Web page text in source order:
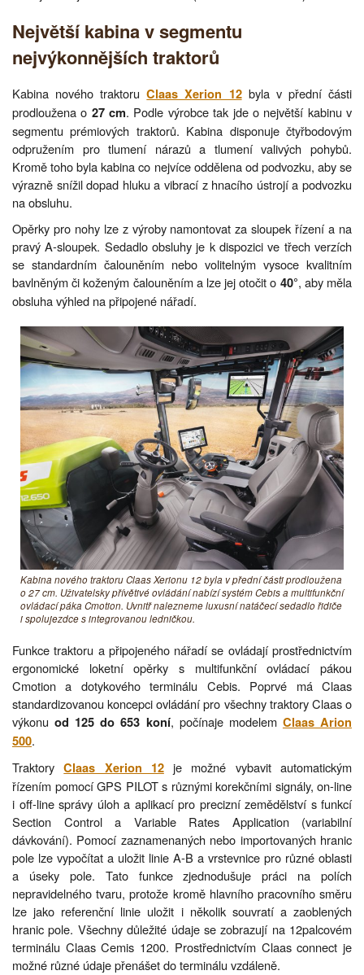
Největší kabina v segmentu
nejvýkonnějších traktorů
Kabina nového traktoruClaas Xerion 12byla v přední části
prodloužena o 27 cm. Podle výrobce tak jde o největší kabinu v
segmentu prémiových traktorů. Kabina disponuje čtyřbodovým
odpružením pro tlumení nárazů a tlumení valivých pohybů.
Kromě toho byla kabina co nejvíce oddělena od podvozku, aby se
výrazně snížil dopad hluku a vibrací z hnacího ústrojí a podvozku
na obsluhu.
Opěrky pro nohy lze z výroby namontovat za sloupek řízení a na
pravý A-sloupek. Sedadlo obsluhy je k dispozici ve třech verzích
se standardním čalouněním nebo volitelným vysoce kvalitním
bavlněným či koženým čalouněním a lze jej otočit o 40°, aby měla
obsluha výhled na připojené nářadí.
Kabina nového traktoru Claas Xerionu 12 byla v přední části prodloužena
o 27 cm. Uživatelsky přívětivé ovládání nabízí systém Cebis a multifunkční
ovládací páka Cmotion. Uvnitř nalezneme luxusní natáčecí sedadlo řidiče
i spolujezdce s integrovanou ledničkou.
Funkce traktoru a připojeného nářadí se ovládají prostřednictvím
ergonomické loketní opěrky s multifunkční ovládací pákou
Cmotion a dotykového terminálu Cebis. Poprvé má Claas
standardizovanou koncepci ovládání pro všechny traktory Claas o
výkonuod 125 do 653 koní, počínaje modelem Claas Arion
500.
TraktoryClaas Xerion 12je možné vybavit automatickým
řízením pomocí GPS PILOT s různými korekčními signály, on-line
i off-line správy úloh a aplikací pro precizní zemědělství s funkcí
Section Control a Variable Rates Application (variabilní
dávkování). Pomocí zaznamenaných nebo importovaných hranic
pole lze vypočítat a uložit linie A-B a vrstevnice pro různé oblasti
a úseky pole. Tato funkce zjednodušuje práci na polích
nepravidelného tvaru, protože kromě hlavního pracovního směru
lze jako referenční linie uložit i několik souvratí a zaoblených
hranic pole. Všechny důležité údaje se zobrazují na 12palcovém
terminálu Claas Cemis 1200. Prostřednictvím Claas connect je
možné různé údaje přenášet do terminálu vzdáleně.